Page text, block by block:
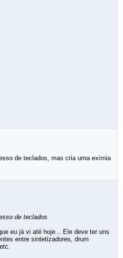
de teclados, mas cria uma exímia
de teclados
eu já vi até hoje... Ele deve ter uns
entre sintetizadores, drum